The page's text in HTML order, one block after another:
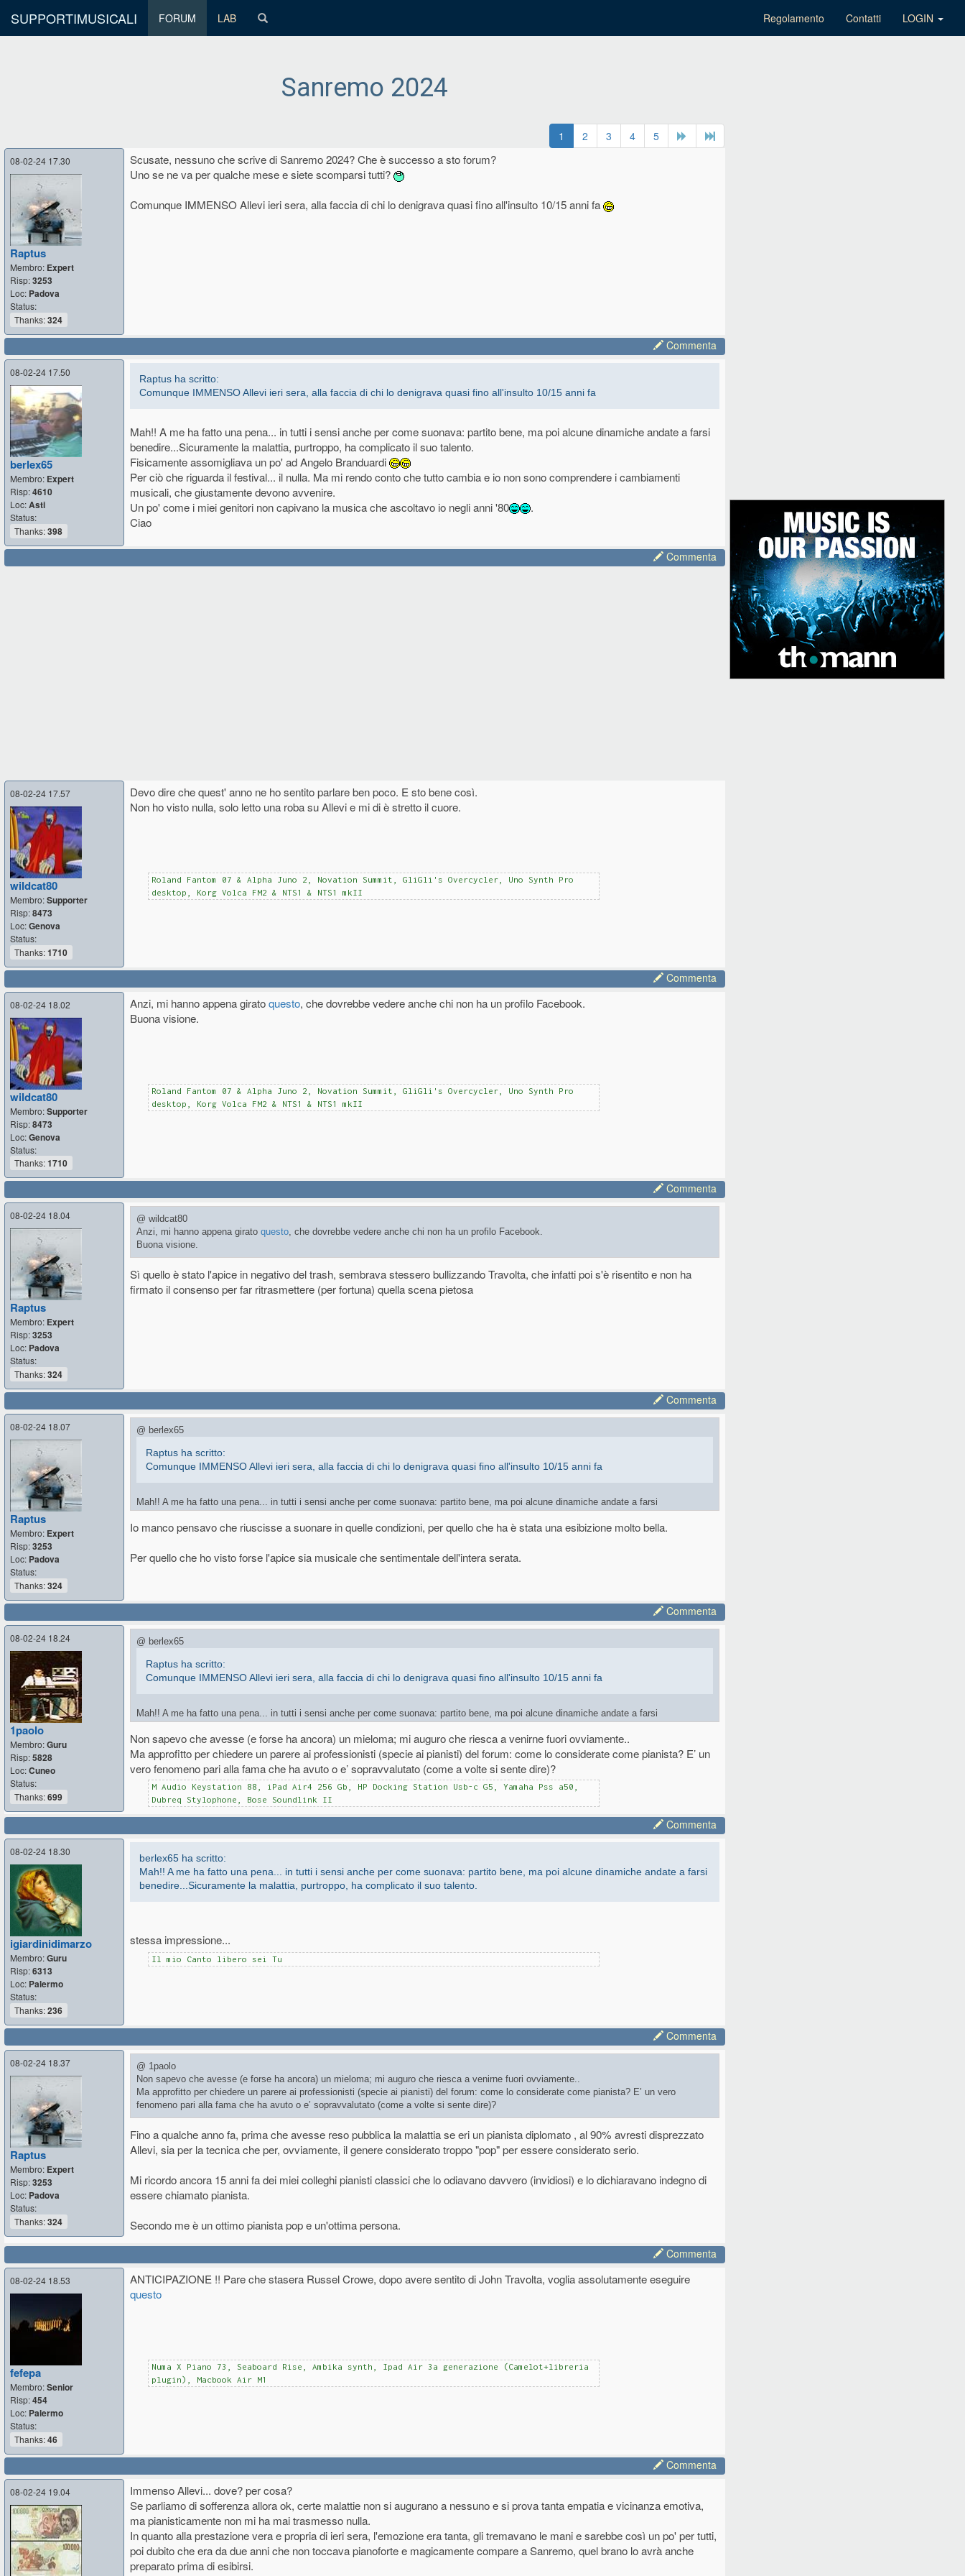
SUPPORTIMUSICALI FORUM LAB Regolamento Contatti LOGIN
Sanremo 2024
1 2 3 4 5
08-02-24 17.30
Raptus
Membro: Expert
Risp:3253
Loc: Padova
Status:
Thanks:324
Scusate, nessuno che scrive di Sanremo 2024? Che è successo a sto forum?
Uno se ne va per qualche mese e siete scomparsi tutti?
Comunque IMMENSO Allevi ieri sera, alla faccia di chi lo denigrava quasi fino all'insulto 10/15 anni fa
Commenta
08-02-24 17.50
berlex65
Membro: Expert
Risp:4610
Loc:Asti
Status:
Thanks:398
Raptus ha scritto:
Comunque IMMENSO Allevi ieri sera, alla faccia di chi lo denigrava quasi fino all'insulto 10/15 anni fa
Mah!! A me ha fatto una pena... in tutti i sensi anche per come suonava: partito bene, ma poi alcune dinamiche andate a farsi
benedire...Sicuramente la malattia, purtroppo, ha complicato il suo talento.
Fisicamente assomigliava un po' ad Angelo Branduardi
Per ciò che riguarda il festival... il nulla. Ma mi rendo conto che tutto cambia e io non sono comprendere i cambiamenti
musicali, che giustamente devono avvenire.
Un po' come i miei genitori non capivano la musica che ascoltavo io negli anni '80
.
Ciao
Commenta
08-02-24 17.57
wildcat80
Membro:Supporter
Risp:8473
Loc:Genova
Status:
Thanks:1710
Devo dire che quest' anno ne ho sentito parlare ben poco. E sto bene così.
Non ho visto nulla, solo letto una roba su Allevi e mi di è stretto il cuore.
Roland Fantom 07 & Alpha Juno 2, Novation Summit, GliGli's Overcycler, Uno Synth Pro
desktop, Korg Volca FM2 & NTS1 & NTS1 mkII
Commenta
08-02-24 18.02
wildcat80
Membro:Supporter
Risp:8473
Loc:Genova
Status:
Thanks:1710
Anzi, mi hanno appena giratoquesto, che dovrebbe vedere anche chi non ha un profilo Facebook.
Buona visione.
Roland Fantom 07 & Alpha Juno 2, Novation Summit, GliGli's Overcycler, Uno Synth Pro
desktop, Korg Volca FM2 & NTS1 & NTS1 mkII
Commenta
08-02-24 18.04
Raptus
Membro: Expert
Risp:3253
Loc: Padova
Status:
Thanks:324
@ wildcat80
Anzi, mi hanno appena giratoquesto, che dovrebbe vedere anche chi non ha un profilo Facebook.
Buona visione.
Sì quello è stato l'apice in negativo del trash, sembrava stessero bullizzando Travolta, che infatti poi s'è risentito e non ha
firmato il consenso per far ritrasmettere (per fortuna) quella scena pietosa
Commenta
08-02-24 18.07
Raptus
Membro: Expert
Risp:3253
Loc: Padova
Status:
Thanks:324
@ berlex65
Raptus ha scritto:
Comunque IMMENSO Allevi ieri sera, alla faccia di chi lo denigrava quasi fino all'insulto 10/15 anni fa
Mah!! A me ha fatto una pena... in tutti i sensi anche per come suonava: partito bene, ma poi alcune dinamiche andate a farsi
Fisicamente assomigliava un po' ad Angelo Branduardi
giustamente devono avvenire.
Un po' come i miei genitori non capivano la musica che ascoltavo io negli anni '80
Io manco pensavo che riuscisse a suonare in quelle condizioni, per quello che ha è stata una esibizione molto bella.
Per quello che ho visto forse l'apice sia musicale che sentimentale dell'intera serata.
Commenta
08-02-24 18.24
1paolo
Membro:Guru
Risp:5828
Loc:Cuneo
Status:
Thanks:699
@ berlex65
Raptus ha scritto:
Comunque IMMENSO Allevi ieri sera, alla faccia di chi lo denigrava quasi fino all'insulto 10/15 anni fa
Mah!! A me ha fatto una pena... in tutti i sensi anche per come suonava: partito bene, ma poi alcune dinamiche andate a farsi
Fisicamente assomigliava un po' ad Angelo Branduardi
Per ciò che riguarda il festival... il nulla. Ma mi rendo conto che tutto cambia e io non sono comprendere i cambiamenti musicali, che
giustamente devono avvenire.
Un po' come i miei genitori non capivano la musica che ascoltavo io negli anni '80
.
Ciao
Non sapevo che avesse (e forse ha ancora) un mieloma; mi auguro che riesca a venirne fuori ovviamente..
Ma approfitto per chiedere un parere ai professionisti (specie ai pianisti) del forum: come lo considerate come pianista? E’ un
vero fenomeno pari alla fama che ha avuto o e’ sopravvalutato (come a volte si sente dire)?
M Audio Keystation 88, iPad Air4 256 Gb, HP Docking Station Usb-c G5, Yamaha Pss a50,
Dubreq Stylophone, Bose Soundlink II
Commenta
08-02-24 18.30
igiardinidimarzo
Membro:Guru
Risp:6313
Loc: Palermo
Status:
Thanks:236
berlex65 ha scritto:
Mah!! A me ha fatto una pena... in tutti i sensi anche per come suonava: partito bene, ma poi alcune dinamiche andate a farsi
benedire...Sicuramente la malattia, purtroppo, ha complicato il suo talento.
stessa impressione...
Il mio Canto libero sei Tu
Commenta
08-02-24 18.37
Raptus
Membro: Expert
Risp:3253
Loc: Padova
Status:
Thanks:324
@ 1paolo
Non sapevo che avesse (e forse ha ancora) un mieloma; mi auguro che riesca a venirne fuori ovviamente..
Ma approfitto per chiedere un parere ai professionisti (specie ai pianisti) del forum: come lo considerate come pianista? E’ un vero
fenomeno pari alla fama che ha avuto o e’ sopravvalutato (come a volte si sente dire)?
Fino a qualche anno fa, prima che avesse reso pubblica la malattia se eri un pianista diplomato , al 90% avresti disprezzato
Allevi, sia per la tecnica che per, ovviamente, il genere considerato troppo "pop" per essere considerato serio.
Mi ricordo ancora 15 anni fa dei miei colleghi pianisti classici che lo odiavano davvero (invidiosi) e lo dichiaravano indegno di
essere chiamato pianista.
Secondo me è un ottimo pianista pop e un'ottima persona.
Commenta
08-02-24 18.53
fefepa
Membro:Senior
Risp:454
Loc: Palermo
Status:
Thanks:46
ANTICIPAZIONE !! Pare che stasera Russel Crowe, dopo avere sentito di John Travolta, voglia assolutamente eseguire
questo
Numa X Piano 73, Seaboard Rise, Ambika synth, Ipad Air 3a generazione (Camelot+libreria
plugin), Macbook Air M1
Commenta
08-02-24 19.04
Immenso Allevi... dove? per cosa?
Se parliamo di sofferenza allora ok, certe malattie non si augurano a nessuno e si prova tanta empatia e vicinanza emotiva,
ma pianisticamente non mi ha mai trasmesso nulla.
In quanto alla prestazione vera e propria di ieri sera, l'emozione era tanta, gli tremavano le mani e sarebbe così un po' per tutti,
poi dubito che era da due anni che non toccava pianoforte e magicamente compare a Sanremo, quel brano lo avrà anche
preparato prima di esibirsi.